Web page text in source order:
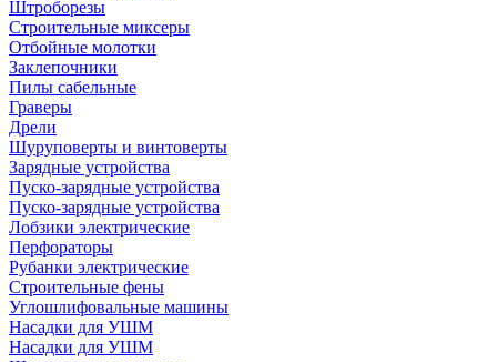
Штроборезы
Строительные миксеры
Отбойные молотки
Заклепочники
Пилы сабельные
Граверы
Дрели
Шуруповерты и винтоверты
Зарядные устройства
Пуско-зарядные устройства
Пуско-зарядные устройства
Лобзики электрические
Перфораторы
Рубанки электрические
Строительные фены
Углошлифовальные машины
Насадки для УШМ
Насадки для УШМ